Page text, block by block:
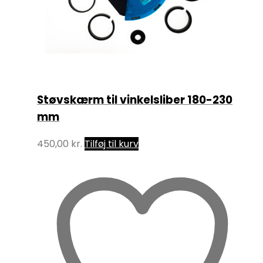
Støvskærm til vinkelsliber 180-230
mm
450,00 kr. Tilføj til kurv